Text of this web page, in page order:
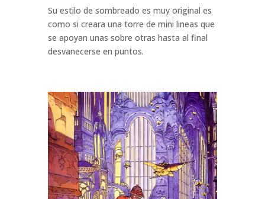
Su estilo de sombreado es muy original es
como si creara una torre de mini lineas que
se apoyan unas sobre otras hasta al final
desvanecerse en puntos.